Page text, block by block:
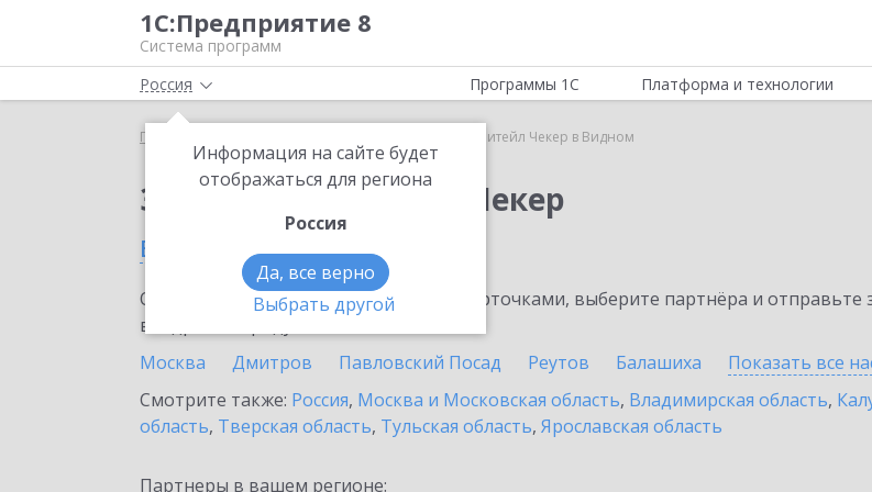
1С:Предприятие 8
Система программ
Россия
Информация на сайте будет
отображаться для региона
Россия
Да, все верно
Выбрать другой
Программы 1С Платформа и технологии
Главная 1C-Ритейл Чекер в Видном
Заказать 1C-Ритейл Чекер
в Видном
Ознакомьтесь с информационными карточками, выберите партнёра и отправьте
внедрение продукта.
Москва
Дмитров Павловский Посад Реутов Балашиха Показать все
Смотрите также: Россия, Москва и Московская область, Владимирская область,
область, Тверская область, Тульская область, Ярославская область
Партнеры в вашем регионе: